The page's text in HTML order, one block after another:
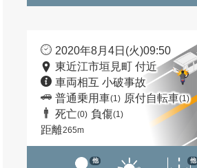
2020年8月4日(火)09:50
東近江市垣見町 付近
車両相互 小破事故
普通乗用車(1) 原付自転車(1)
死亡(0) 負傷(1)
距離265m
他 他